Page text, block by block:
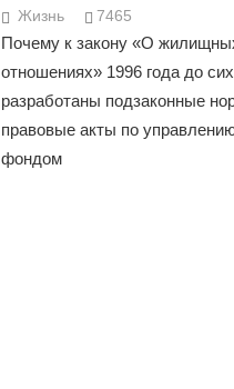
Жизнь
7465
Почему к закону «О
отношениях» 1996 года до
разработаны подзаконные
правовые акты по
фондом